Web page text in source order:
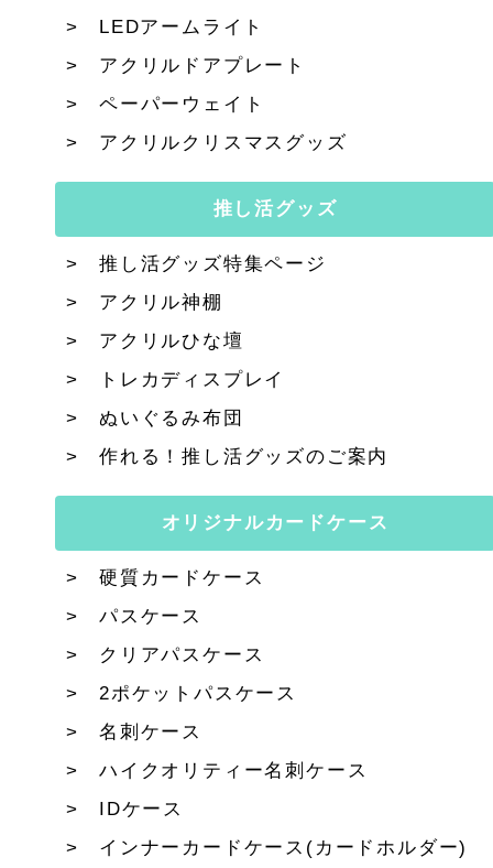
LEDアームライト
アクリルドアプレート
ペーパーウェイト
アクリルクリスマスグッズ
推し活グッズ
推し活グッズ特集ページ
アクリル神棚
アクリルひな壇
トレカディスプレイ
ぬいぐるみ布団
作れる！推し活グッズのご案内
オリジナルカードケース
硬質カードケース
パスケース
クリアパスケース
2ポケットパスケース
名刺ケース
ハイクオリティー名刺ケース
IDケース
インナーカードケース(カードホルダー)